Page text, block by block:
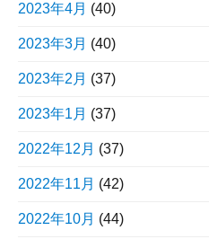
2023年4月 (40)
2023年3月 (40)
2023年2月 (37)
2023年1月 (37)
2022年12月 (37)
2022年11月 (42)
2022年10月 (44)